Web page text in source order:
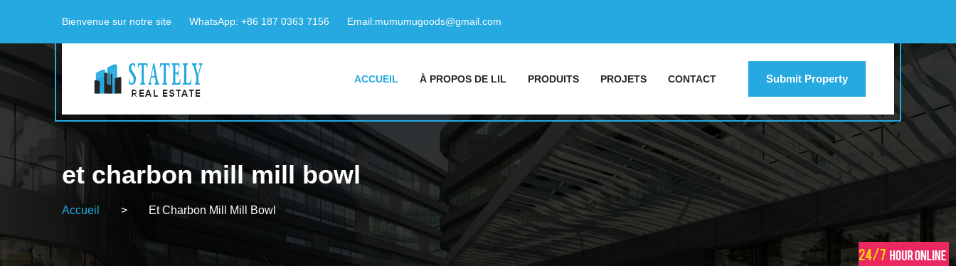
Bienvenue sur notre site WhatsApp: +86 187 0363 7156 Email:mumumugoods@gmail.com
ACCUEIL À PROPOS DE LIL PRODUITS PROJETS CONTACT Submit Property
et charbon mill mill bowl
Accueil > Et Charbon Mill Mill Bowl